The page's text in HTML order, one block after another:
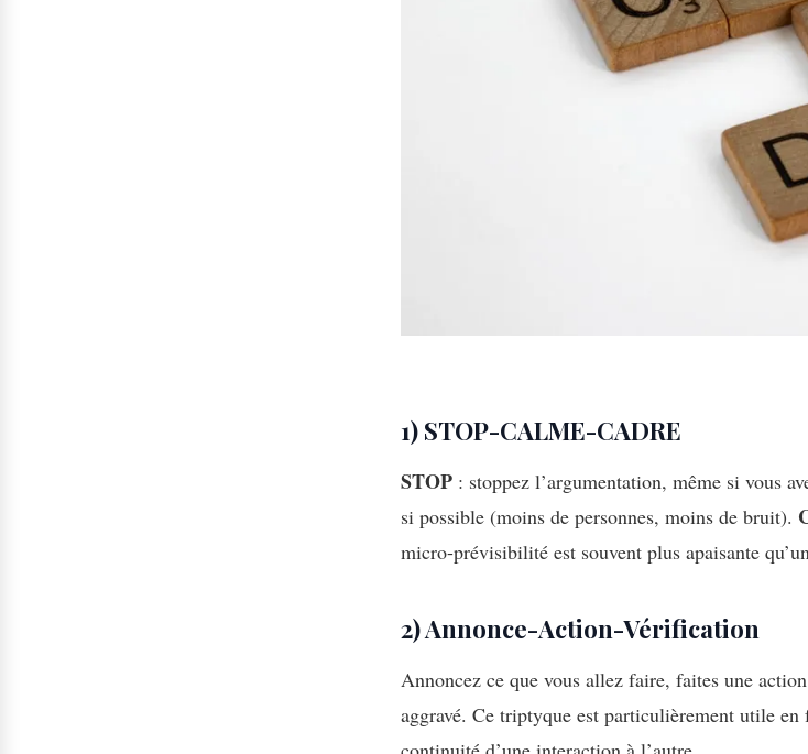
1) STOP-CALME-CADRE
STOP : stoppez l’argumentation, même si vous
si possible (moins de personnes, moins de bruit).
micro-prévisibilité est souvent plus apaisante
2) Annonce-Action-Vérification
Annoncez ce que vous allez faire, faites une action
aggravé. Ce triptyque est particulièrement utile